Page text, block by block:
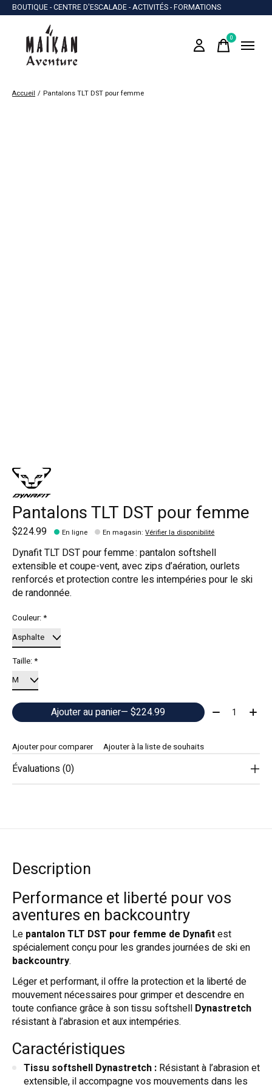
BOUTIQUE - CENTRE D'ESCALADE - ACTIVITÉS - FORMATIONS
0items
Accueil / Pantalons TLT DST pour femme
Pantalons TLT DST pour femme
$224.99 En ligne En magasin:Vérifier la disponibilité
Dynafit TLT DST pour femme : pantalon softshell
extensible et coupe-vent, avec zips d’aération, ourlets
renforcés et protection contre les intempéries pour le ski
de randonnée.
Couleur:*
Taille:*
Ajouter au panier — $224.99 Quantité:
Ajouter pour comparer Ajouter à la liste de souhaits
Évaluations (0)
Description
Performance et liberté pour vos
aventures en backcountry
Le pantalon TLT DST pour femme de Dynafitest
spécialement conçu pour les grandes journées de ski en
backcountry.
Léger et performant, il offre la protection et la liberté de
mouvement nécessaires pour grimper et descendre en
toute confiance grâce à son tissu softshell Dynastretch
résistant à l’abrasion et aux intempéries.
Caractéristiques
Tissu softshell Dynastretch : Résistant à l’abrasion et
extensible, il accompagne vos mouvements dans les